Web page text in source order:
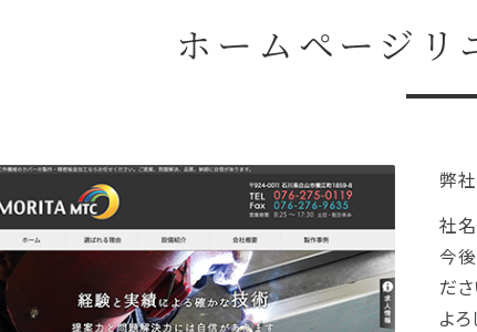
ホームページリ
弊
社
今
ださ
よろ